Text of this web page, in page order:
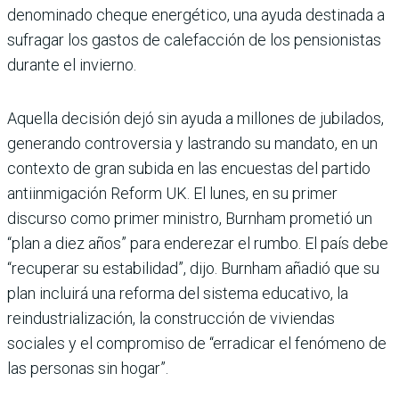
denominado cheque energético, una ayuda destinada a
sufragar los gastos de calefacción de los pensionistas
durante el invierno.
Aquella decisión dejó sin ayuda a millones de jubilados,
generando controversia y lastrando su mandato, en un
contexto de gran subida en las encuestas del partido
antiinmigación Reform UK. El lunes, en su primer
discurso como primer ministro, Burnham prometió un
“plan a diez años” para enderezar el rumbo. El país debe
“recuperar su estabilidad”, dijo. Burnham añadió que su
plan incluirá una reforma del sistema educativo, la
reindustrialización, la construcción de viviendas
sociales y el compromiso de “erradicar el fenómeno de
las personas sin hogar”.